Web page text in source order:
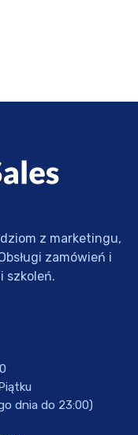
z marketingu,
zamówień i
szkoleń.
dnia do 23:00)